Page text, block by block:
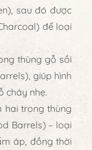
sau đó được
để loại
thùng gỗ sồi
giúp hình
cháy nhẹ.
hai trong thùng
Barrels) – loại
áp, đồng thời